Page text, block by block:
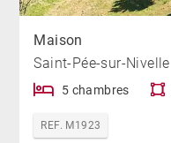
Maison
Saint-Pée-sur-Nivelle
5 chambres
REF. M1923